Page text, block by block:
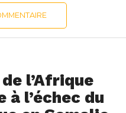
l’Afrique
à l’échec du